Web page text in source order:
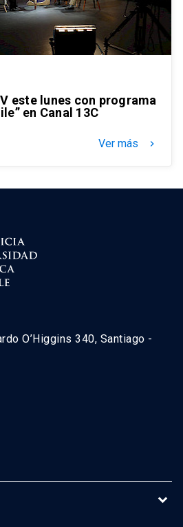
este lunes con programa
en Canal 13C
Ver más keyboard_arrow_right
O’Higgins 340, Santiago -